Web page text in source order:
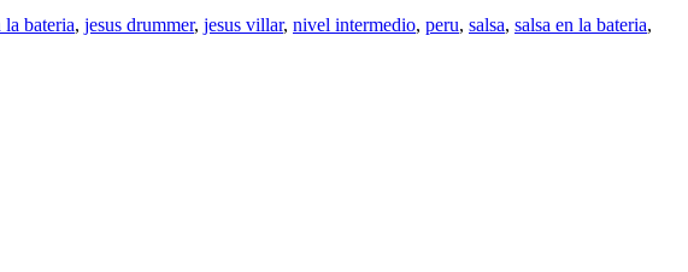
la bateria, jesus drummer, jesus villar, nivel intermedio, peru, salsa, salsa en la bateria,